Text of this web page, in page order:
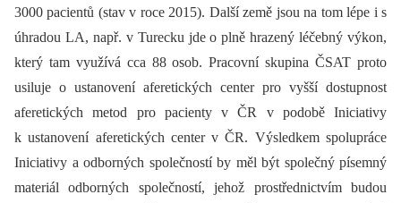
3000 pacientů (stav v roce 2015). Další země jsou na tom lépe i s
úhradou LA, např. v Turecku jde o plně hrazený léčebný výkon,
který tam využívá cca 88 osob. Pracovní skupina ČSAT proto
usiluje o ustanovení aferetických center pro vyšší dostupnost
aferetických metod pro pacienty v ČR v podobě Iniciativy
k ustanovení aferetických center v ČR. Výsledkem spolupráce
Iniciativy a odborných společností by měl být společný písemný
materiál odborných společností, jehož prostřednictvím budou